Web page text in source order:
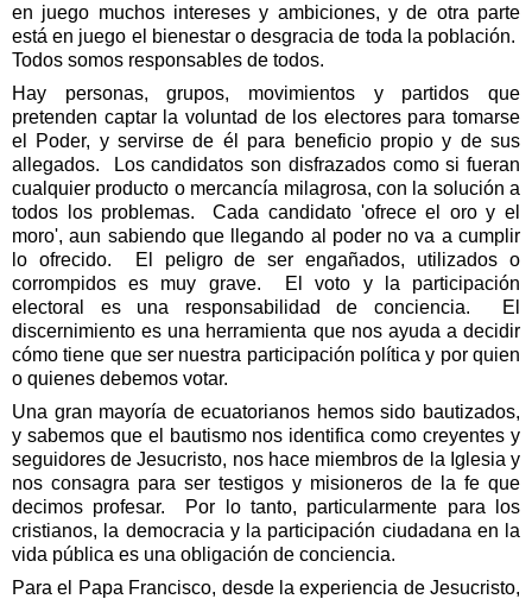
en juego muchos intereses y ambiciones, y de otra parte
está en juego el bienestar o desgracia de toda la población.
Todos somos responsables de todos.
Hay personas, grupos, movimientos y partidos que
pretenden captar la voluntad de los electores para tomarse
el Poder, y servirse de él para beneficio propio y de sus
allegados.
Los candidatos son disfrazados como si fueran
cualquier producto o mercancía milagrosa, con la solución a
todos los problemas.
Cada candidato 'ofrece el oro y el
moro', aun sabiendo que llegando al poder no va a cumplir
lo ofrecido.
El peligro de ser engañados, utilizados o
corrompidos es muy grave.
El voto y la participación
electoral es una responsabilidad de conciencia.
El
discernimiento es una herramienta que nos ayuda a decidir
cómo tiene que ser nuestra participación política y por quien
o quienes debemos votar.
Una gran mayoría de ecuatorianos hemos sido bautizados,
y sabemos que el bautismo nos identifica como creyentes y
seguidores de Jesucristo, nos hace miembros de la Iglesia y
nos consagra para ser testigos y misioneros de la fe que
decimos profesar.
Por lo tanto, particularmente para los
cristianos, la democracia y la participación ciudadana en la
vida pública es una obligación de conciencia.
Para el Papa Francisco, desde la experiencia de Jesucristo,